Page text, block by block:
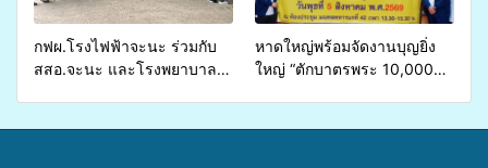
ชีวิตประชาชนอย่างยั่งยืน
กฟผ.โรงไฟฟ้าจะนะ ร่วมกับ
สสอ.จะนะ และโรงพยาบาล
หาดใหญ่พร้อมจัดงานบุญยิ่ง
ใหญ่ “ตักบาตรพระ 10,000